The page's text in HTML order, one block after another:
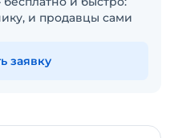
и продавцы сами
заявку